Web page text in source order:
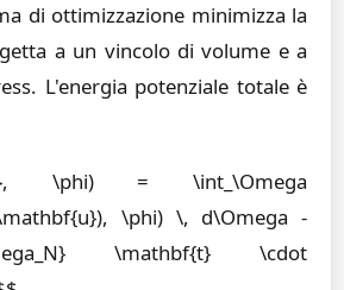
di ottimizzazione minimizza la
a un vincolo di volume e a
L'energia potenziale totale è
\phi) = \int_\Omega
\phi) \, d\Omega -
\mathbf{t} \cdot